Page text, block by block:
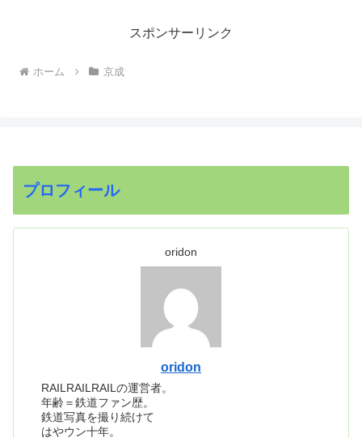
スポンサーリンク
ホーム 京成
プロフィール
oridon
oridon
RAILRAILRAILの運営者。
年齢＝鉄道ファン歴。
鉄道写真を撮り続けて
はやウン十年。